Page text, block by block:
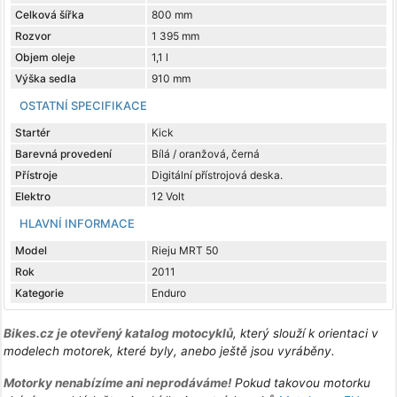
Celková šířka
800 mm
Rozvor
1 395 mm
Objem oleje
1,1 l
Výška sedla
910 mm
OSTATNÍ SPECIFIKACE
Startér
Kick
Barevná provedení
Bílá / oranžová, černá
Přístroje
Digitální přístrojová deska.
Elektro
12 Volt
HLAVNÍ INFORMACE
Model
Rieju MRT 50
Rok
2011
Kategorie
Enduro
Bikes.cz je otevřený katalog motocyklů, který slouží k orientaci v
modelech motorek, které byly, anebo ještě jsou vyráběny.
Motorky nenabízíme ani neprodáváme!Pokud takovou motorku